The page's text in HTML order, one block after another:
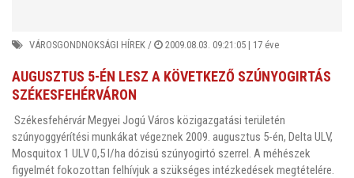
VÁROSGONDNOKSÁGI HÍREK / 2009.08.03. 09:21:05 | 17 éve
AUGUSZTUS 5-ÉN LESZ A KÖVETKEZŐ SZÚNYOGIRTÁS
SZÉKESFEHÉRVÁRON
Székesfehérvár Megyei Jogú Város közigazgatási területén
szúnyoggyérítési munkákat végeznek 2009. augusztus 5-én, Delta ULV,
Mosquitox 1 ULV 0,5 l/ha dózisú szúnyogirtó szerrel. A méhészek
figyelmét fokozottan felhívjuk a szükséges intézkedések megtételére.